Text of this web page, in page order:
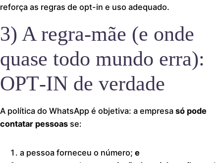
reforça as regras de opt-in e uso adequado.
3) A regra-mãe (e onde
quase todo mundo erra):
OPT‑IN de verdade
A política do WhatsApp é objetiva: a empresa só pode
contatar pessoas se:
a pessoa forneceu o número; e